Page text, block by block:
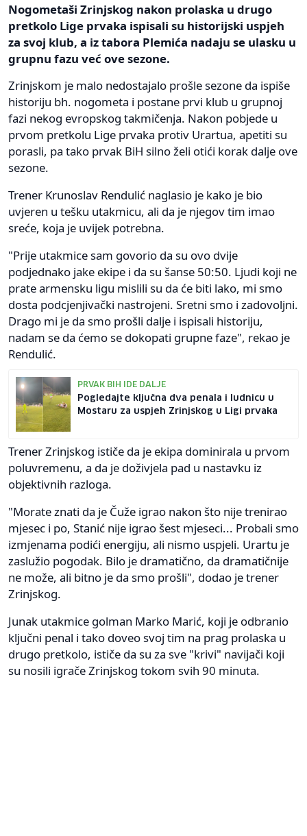
Nogometaši Zrinjskog nakon prolaska u drugo
pretkolo Lige prvaka ispisali su historijski uspjeh
za svoj klub, a iz tabora Plemića nadaju se ulasku u
grupnu fazu već ove sezone.
Zrinjskom je malo nedostajalo prošle sezone da ispiše
historiju bh. nogometa i postane prvi klub u grupnoj
fazi nekog evropskog takmičenja. Nakon pobjede u
prvom pretkolu Lige prvaka protiv Urartua, apetiti su
porasli, pa tako prvak BiH silno želi otići korak dalje ove
sezone.
Trener Krunoslav Rendulić naglasio je kako je bio
uvjeren u tešku utakmicu, ali da je njegov tim imao
sreće, koja je uvijek potrebna.
"Prije utakmice sam govorio da su ovo dvije
podjednako jake ekipe i da su šanse 50:50. Ljudi koji ne
prate armensku ligu mislili su da će biti lako, mi smo
dosta podcjenjivački nastrojeni. Sretni smo i zadovoljni.
Drago mi je da smo prošli dalje i ispisali historiju,
nadam se da ćemo se dokopati grupne faze", rekao je
Rendulić.
PRVAK BIH IDE DALJE
Pogledajte ključna dva penala i ludnicu u
Mostaru za uspjeh Zrinjskog u Ligi prvaka
Trener Zrinjskog ističe da je ekipa dominirala u prvom
poluvremenu, a da je doživjela pad u nastavku iz
objektivnih razloga.
"Morate znati da je Čuže igrao nakon što nije trenirao
mjesec i po, Stanić nije igrao šest mjeseci... Probali smo
izmjenama podići energiju, ali nismo uspjeli. Urartu je
zaslužio pogodak. Bilo je dramatično, da dramatičnije
ne može, ali bitno je da smo prošli", dodao je trener
Zrinjskog.
Junak utakmice golman Marko Marić, koji je odbranio
ključni penal i tako doveo svoj tim na prag prolaska u
drugo pretkolo, ističe da su za sve "krivi" navijači koji
su nosili igrače Zrinjskog tokom svih 90 minuta.